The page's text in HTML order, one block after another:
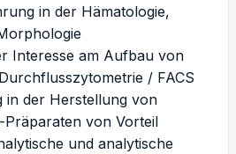
in der Hämatologie,
Interesse am Aufbau von
/ FACS
in der Herstellung von
von Vorteil
und analytische